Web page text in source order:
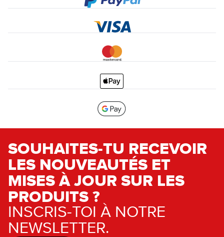
SOUHAITES-TU RECEVOIR
LES NOUVEAUTÉS ET
MISES À JOUR SUR LES
PRODUITS ?
INSCRIS-TOI À NOTRE
NEWSLETTER.